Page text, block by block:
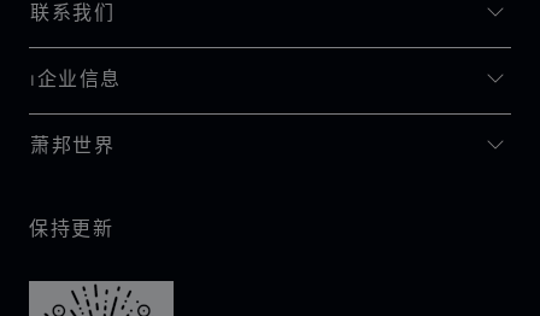
联系我们
I企业信息
萧邦世界
保持更新